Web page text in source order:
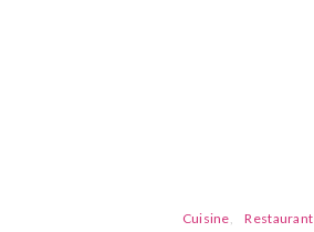
Cuisine Restaurant